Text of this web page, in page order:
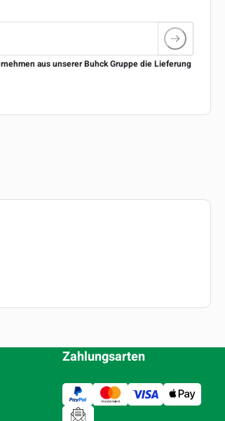
aus unserer Buhck Gruppe die Lieferung
Zahlungsarten